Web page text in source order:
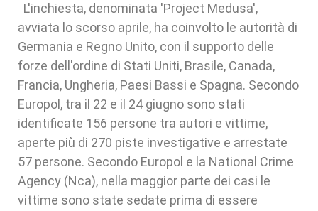
L'inchiesta, denominata 'Project Medusa',
avviata lo scorso aprile, ha coinvolto le autorità di
Germania e Regno Unito, con il supporto delle
forze dell'ordine di Stati Uniti, Brasile, Canada,
Francia, Ungheria, Paesi Bassi e Spagna. Secondo
Europol, tra il 22 e il 24 giugno sono stati
identificate 156 persone tra autori e vittime,
aperte più di 270 piste investigative e arrestate
57 persone. Secondo Europol e la National Crime
Agency (Nca), nella maggior parte dei casi le
vittime sono state sedate prima di essere